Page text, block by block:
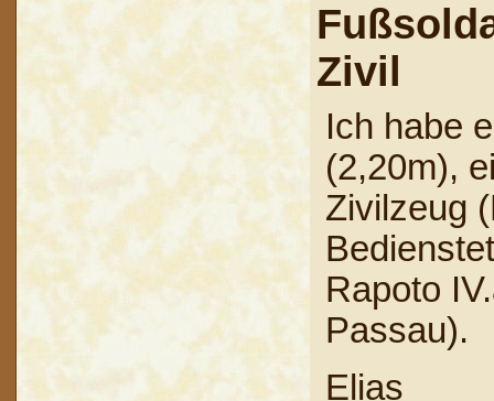
Zivil
Ich habe
(2,20m),
Zivilzeug
Rapoto
Passau).
Elias